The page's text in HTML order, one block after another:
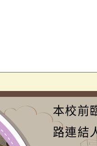
本校前
路連結